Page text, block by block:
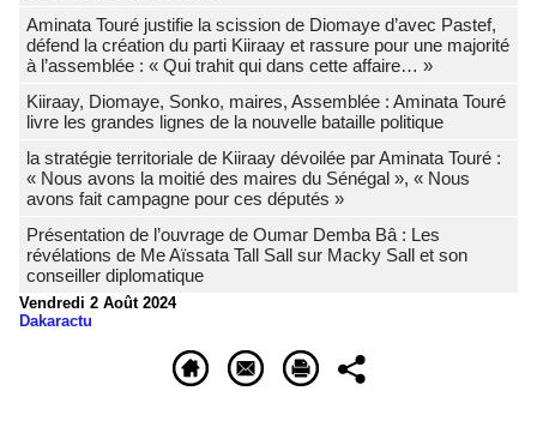
Aminata Touré justifie la scission de Diomaye d’avec Pastef,
défend la création du parti Kiiraay et rassure pour une majorité
à l’assemblée : « Qui trahit qui dans cette affaire… »
Kiiraay, Diomaye, Sonko, maires, Assemblée : Aminata Touré
livre les grandes lignes de la nouvelle bataille politique
la stratégie territoriale de Kiiraay dévoilée par Aminata Touré :
« Nous avons la moitié des maires du Sénégal », « Nous
avons fait campagne pour ces députés »
Présentation de l’ouvrage de Oumar Demba Bâ : Les
révélations de Me Aïssata Tall Sall sur Macky Sall et son
conseiller diplomatique
Vendredi 2 Août 2024
Dakaractu